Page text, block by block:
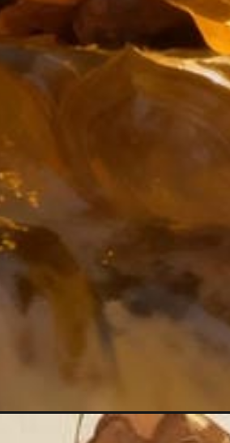
anh-ton-ngo-khong-ngau/